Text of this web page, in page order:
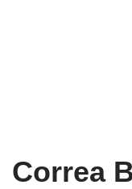
Correa